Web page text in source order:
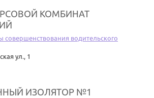
КОМБИНАТ
водительского
ул., 1
ИЗОЛЯТОР №1